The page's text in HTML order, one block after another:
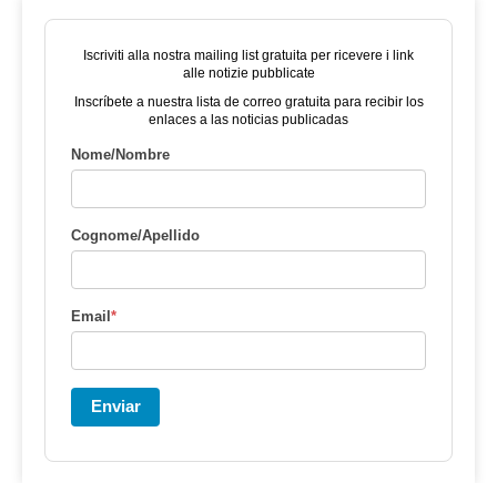
Iscriviti alla nostra mailing list gratuita per ricevere i link
alle notizie pubblicate
Inscríbete a nuestra lista de correo gratuita para recibir los
enlaces a las noticias publicadas
Nome/Nombre
Cognome/Apellido
Email*
Enviar